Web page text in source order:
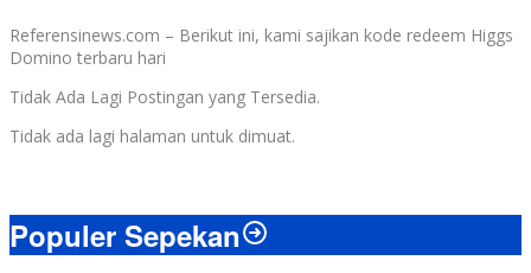
Referensinews.com – Berikut ini, kami sajikan kode redeem Higgs
Domino terbaru hari
Tidak Ada Lagi Postingan yang Tersedia.
Tidak ada lagi halaman untuk dimuat.
Populer Sepekan